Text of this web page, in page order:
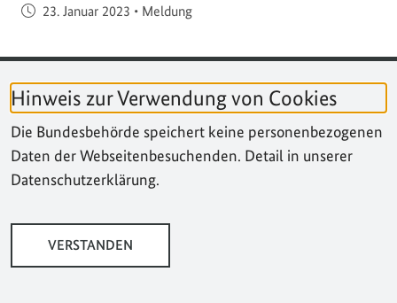
Hinweis zur Verwendung von Cookies
Die Bundesbehörde speichert keine personenbezogenen
Daten der Webseitenbesuchenden. Detail in unserer
Datenschutzerklärung.
VERSTANDEN
Veröffentlicht am
23. Januar 2023 • Meldung
Grund zur Freude: Das interkulturelle Theaterprojekt
"Zusammenspiel" des Internationalen Bundes
Südwest (IB), das im Rahmen des Bundesprogramms
"Gesellschaftlicher Zusammenhalt. Vor Ort. Vernetzt.
des…